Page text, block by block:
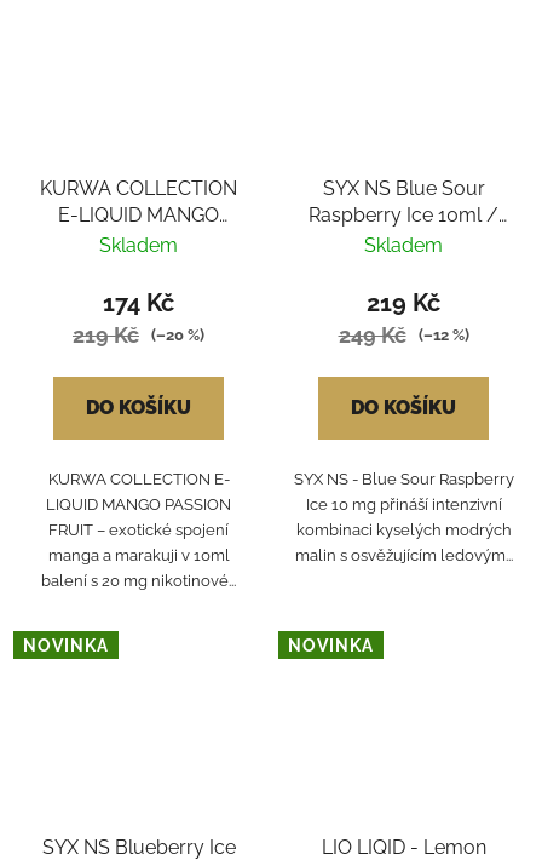
KURWA COLLECTION
E-LIQUID MANGO
PASSION FRUIT
Skladem
174 Kč
219 Kč (–20 %)
DO KOŠÍKU
KURWA COLLECTION E-
LIQUID MANGO PASSION
FRUIT – exotické spojení
manga a marakuji v 10ml
balení s 20 mg nikotinové...
SYX NS Blue Sour
Raspberry Ice 10ml /
10mg
Skladem
219 Kč
249 Kč (–12 %)
DO KOŠÍKU
SYX NS - Blue Sour Raspberry
Ice 10 mg přináší intenzivní
kombinaci kyselých modrých
malin s osvěžujícím ledovým...
NOVINKA
SYX NS Blueberry Ice
NOVINKA
LIO LIQID - Lemon